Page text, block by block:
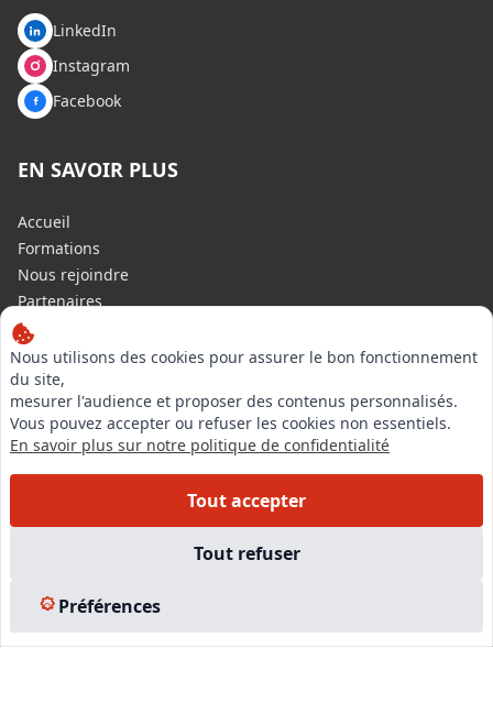
Nous utilisons des cookies pour assurer le bon fonctionnement
du site,
mesurer l'audience et proposer des contenus personnalisés.
Vous pouvez accepter ou refuser les cookies non essentiels.
En savoir plus sur notre politique de confidentialité
Tout accepter
Tout refuser
Préférences
LinkedIn
Instagram
Facebook
EN SAVOIR PLUS
Accueil
Formations
Nous rejoindre
Partenaires
Autres missions
Le C.N.E.
Membre IVSC
Logiciel
L’Expert
Tarifs
Experts Immobiliers par régions
Plan du site
© 2026 l-expertise CNE - Centre National de l’Expertise. Tous